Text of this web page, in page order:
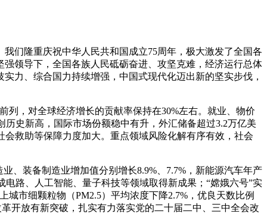
们隆重庆祝中华人民共和国成立75周年，极大激发了全国各
领导下，全国各族人民砥砺奋进、攻坚克难，经济运行总体
力、综合国力持续增强，中国式现代化迈出新的坚实步伐，
列，对全球经济增长的贡献率保持在30%左右。就业、物价
史新高，国际市场份额稳中有升，外汇储备超过3.2万亿美
救助等保障力度加大。重点领域风险化解有序有效，社会
、装备制造业增加值分别增长8.9%、7.7%，新能源汽车年产
路、人工智能、量子科技等领域取得新成果；“嫦娥六号”实
市细颗粒物（PM2.5）平均浓度下降2.7%，优良天数比例
开放有新突破，扎实有力落实党的二十届二中、三中全会改